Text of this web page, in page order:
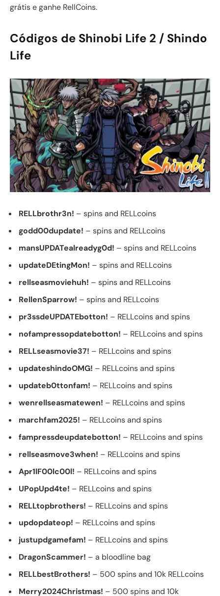
grátis e ganhe RellCoins.
Códigos de Shinobi Life 2 / Shindo
Life
RELLbrothr3n! – spins and RELLcoins
godd00dupdate! – spins and RELLcoins
mansUPDATealreadyg0d! – spins and RELLcoins
updateDEtingMon! – spins and RELLcoins
rellseasmoviehuh! – spins and RELLcoins
RellenSparrow! – spins and RELLcoins
pr3ssdeUPDATEbotton! – RELLcoins and spins
nofampressopdatebotton! – RELLcoins and spins
RELLseasmovie37! – RELLcoins and spins
updateshindoOMG! – RELLcoins and spins
updateb0ttonfam! – RELLcoins and spins
wenrellseasmatewen! – RELLcoins and spins
marchfam2025! – RELLcoins and spins
fampressdeupdatebotton! – RELLcoins and spins
rellseasmove3when! – RELLcoins and spins
Apr1lF00lc00l! – RELLcoins and spins
UPopUpd4te! – RELLcoins and spins
RELLtopbrothers! – RELLcoins and spins
updopdateop! – RELLcoins and spins
justupdgamefam! – RELLcoins and spins
DragonScammer! – a bloodline bag
RELLbestBrothers! – 500 spins and 10k RELLcoins
Merry2024Christmas! – 500 spins and 10k